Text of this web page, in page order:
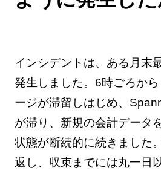
インシデントは、ある月末
発生しました。6時ごろか
ージが滞留しはじめ、
が滞り、新規の会計データ
状態が断続的に続きました
返し、収束までには丸一日